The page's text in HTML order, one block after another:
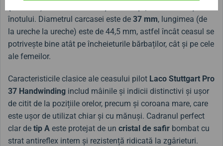
înotului. Diametrul carcasei este de 37 mm, lungimea (de
la ureche la ureche) este de 44,5 mm, astfel încât ceasul se
potrivește bine atât pe încheieturile bărbaților, cât și pe cele
ale femeilor.
Caracteristicile clasice ale ceasului pilot Laco Stuttgart Pro
37 Handwinding includ mâinile și indicii distinctivi și ușor
de citit de la pozițiile orelor, precum și coroana mare, care
este ușor de utilizat chiar și cu mănuși. Cadranul perfect
clar de tip A este protejat de un cristal de safir bombat cu
strat antireflex intern și rezistență ridicată la zgârieturi.